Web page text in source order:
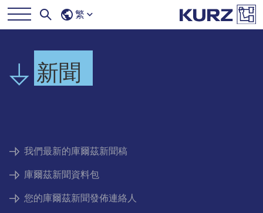
繁
新聞
我們最新的庫爾茲新聞稿
庫爾茲新聞資料包
您的庫爾茲新聞發佈連絡人